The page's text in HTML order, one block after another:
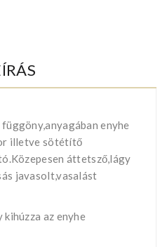
enyhe
illetve sötétítő
áttetsző,lágy
javasolt,vasalást
az enyhe